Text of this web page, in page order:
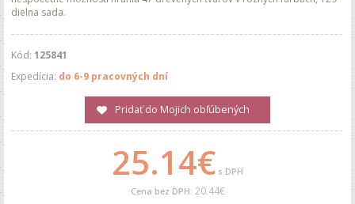
dielna sada.
Kód: 125841
Expedícia: do 6-9 pracovných dní
Pridať do Mojich obľúbených
25.14€ s DPH
Cena bez DPH: 20.44€